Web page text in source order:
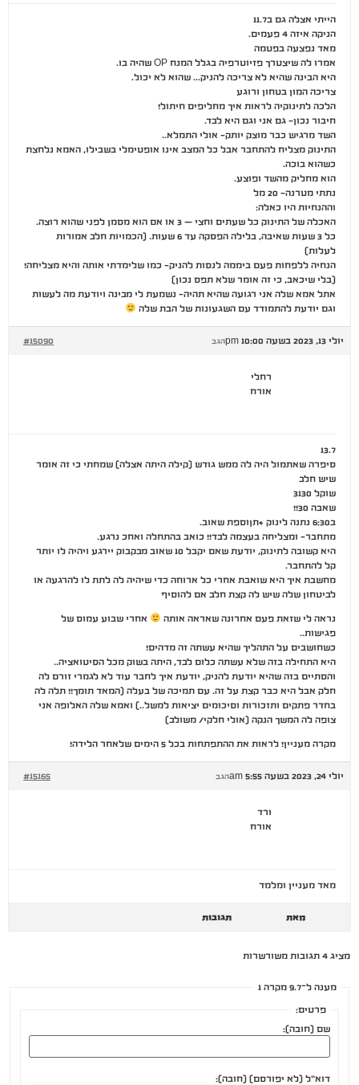
הייתי אצלה גם ב11.7
הניקה איזה 4 פעמים.
מאד נפצעה בפטמה
אמרו לה שיצטרך פזיוטרפיה בגלל המנח OP שהיה בו.
היא הבינה שהיא לא צריכה להניק… שהוא לא יכול.
צריכה המון בטחון ורוגע
הלכה לתינוקיה לראות איך מחליפים חיתול!
חיבור נכון- גם אני וגם היא לבד.
השד מרגיש כבר מוצק יותק- אולי התמלא..
התינוק מצליח להתחבר אבל כל המצב אינו אופטימלי בשבילו, האמא נלחצת
כשהוא בוכה.
הוא מחליק מהשד ופוצע.
נתתי מטרנה- 20 מל
וההנחיות היו כאלה:
האכלה של התינוק כל שעתים וחצי – 3 או אם הוא מסמן לפני שהוא רוצה.
כל 3 שעות שאיבה, בלילה הפסקה עד 6 שעות. (הכמויות חלב אמורות
לעלות)
הנחיה ללפחות פעם ביממה לנסות להניק- כמו שלימדתי אותה והיא מצליחה!
(בלי שיכאב, כי זה אומר שלא תפס נכון)
אתל אמא שלה אני רגועה שהיא תהיה- נשמעת לי מבינה ויודעת מה לעשות
וגם יודעת להתמודד עם השגעונות של הבת שלה
יולי 13, 2023 בשעה 10:00 pm #15090 הגב
רחלי
אורח
13.7
סיפרה שאתמול היה לה ממש גודש (קילה היתה אצלה) שמחתי כי זה אומר
שיש חלב
שוקל 3130
שאבה 30!!
ב6:30 נתנה לינוק +תןוספת שאוב.
מתחבר- ומצליחה בעצמה לבד!! כואב בהתחלה ואחכ נרגע.
היא קשובה לתינוק, יודעת שאם יקבל 10 שאוב מבקבוק יירגע ויהיה לו יותר
קל להתחבר.
מחשבת איך היא שואבת אחרי כל ארוחה כדי שיהיה לה לתת לו להרגעה או
לביטחון שלה שיש לה קצת חלב אם להוסיף
נראה לי שזאת פעם אחרונה שאראה אותה
אחרי שבוע עמוס של
פגישות..
כשחושבים על התהליך שהיא עשתה זה מדהים!
היא התחילה בזה שלא עשתה כלום לבד, היתה בשוק מכל הסיטואציה..
והסתיים בזה שהיא יודעת להניק, יודעת איך לחבר עוד לא לגמרי זורם לה
חלק אבל היא כבר קצת על זה. עם תמיכה של בעלה (המאד תומך!! תלה לה
בחדר פתקים ותזכורות וסיכומים יציאות למשל..) ואמא שלה האלופה אני
צופה לה המשך הנקה (אולי חלקי/ משולב)
מקרה מעניין! לראות את ההתפתחות בכל 5 הימים שלאחר הלידה!
יולי 24, 2023 בשעה 5:55 am #15165 הגב
ורד
אורח
מאד מעניין ומלמד
מאת תגובות
מציג 4 תגובות משורשרות
מענה ל־9.7 מקרה 1
פרטים:
שם (חובה):
דוא"ל (לא יפורסם) (חובה):